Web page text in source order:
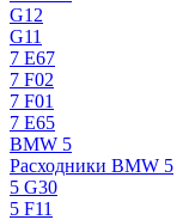
G12
G11
7 Е67
7 F02
7 F01
7 E65
BMW 5
Расходники BMW 5
5 G30
5 F11